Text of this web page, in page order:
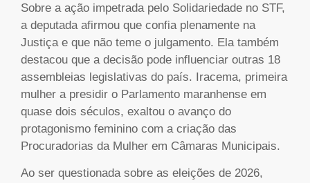
Sobre a ação impetrada pelo Solidariedade no STF,
a deputada afirmou que confia plenamente na
Justiça e que não teme o julgamento. Ela também
destacou que a decisão pode influenciar outras 18
assembleias legislativas do país. Iracema, primeira
mulher a presidir o Parlamento maranhense em
quase dois séculos, exaltou o avanço do
protagonismo feminino com a criação das
Procuradorias da Mulher em Câmaras Municipais.
Ao ser questionada sobre as eleições de 2026,